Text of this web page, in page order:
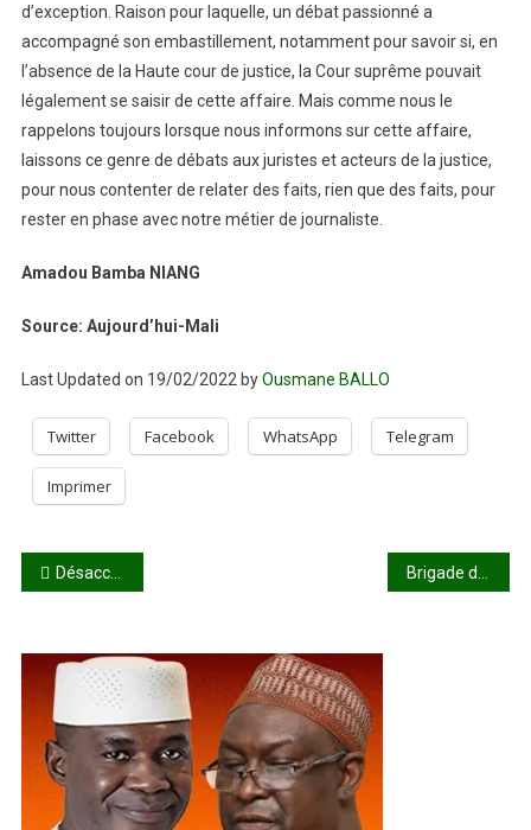
d’exception. Raison pour laquelle, un débat passionné a
accompagné son embastillement, notamment pour savoir si, en
l’absence de la Haute cour de justice, la Cour suprême pouvait
légalement se saisir de cette affaire. Mais comme nous le
rappelons toujours lorsque nous informons sur cette affaire,
laissons ce genre de débats aux juristes et acteurs de la justice,
pour nous contenter de relater des faits, rien que des faits, pour
rester en phase avec notre métier de journaliste.
Amadou Bamba NIANG
Source: Aujourd’hui-Mali
Last Updated on 19/02/2022 byOusmane BALLO
Twitter Facebook WhatsApp Telegram
Imprimer
Navigation
l’article
Désaccord sur le Mali : Le Président mauritanien OULD GHAZOUANI snobe EMMANUEL MACRON